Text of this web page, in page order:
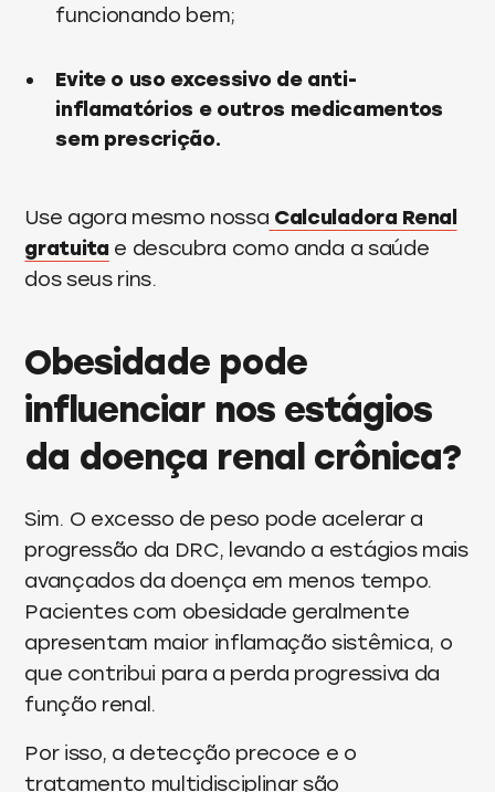
funcionando bem;
Evite o uso excessivo de anti-
inflamatórios e outros medicamentos
sem prescrição.
Use agora mesmo nossa Calculadora Renal
gratuita e descubra como anda a saúde
dos seus rins.
Obesidade pode
influenciar nos estágios
da doença renal crônica?
Sim. O excesso de peso pode acelerar a
progressão da DRC, levando a estágios mais
avançados da doença em menos tempo.
Pacientes com obesidade geralmente
apresentam maior inflamação sistêmica, o
que contribui para a perda progressiva da
função renal.
Por isso, a detecção precoce e o
tratamento multidisciplinar são